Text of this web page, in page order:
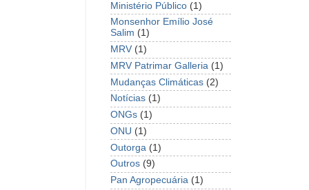
Ministério Público (1)
Monsenhor Emílio José
Salim (1)
MRV (1)
MRV Patrimar Galleria (1)
Mudanças Climáticas (2)
Notícias (1)
ONGs (1)
ONU (1)
Outorga (1)
Outros (9)
Pan Agropecuária (1)